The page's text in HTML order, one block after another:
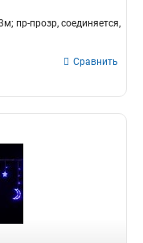
пр-прозр, соединяется,
Сравнить